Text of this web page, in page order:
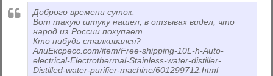
Доброго времени суток.
Вот такую штуку нашел, в отзывах видел, что
народ из России покупает.
Кто нибудь сталкивался?
АлиЕксресс.com/item/Free-shipping-10L-h-Auto-
electrical-Electrothermal-Stainless-water-distiller-
Distilled-water-purifier-machine/601299712.html